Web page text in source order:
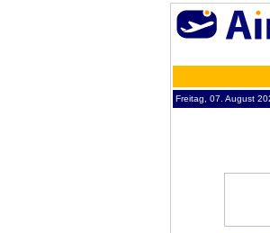
Freitag, 07. August